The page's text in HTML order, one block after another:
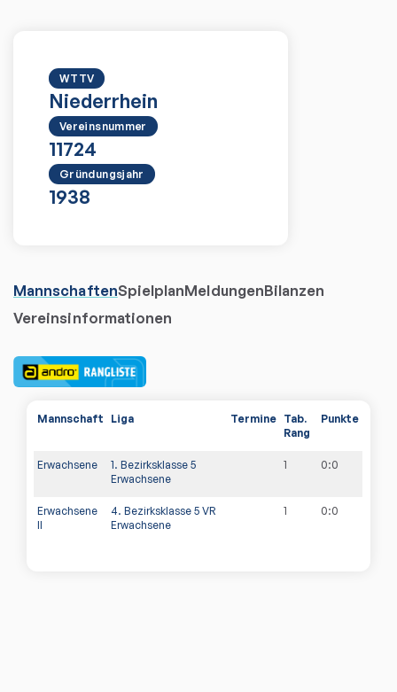
WTTV
Niederrhein
Vereinsnummer
11724
Gründungsjahr
1938
MannschaftenSpielplanMeldungenBilanzen
Vereinsinformationen
Mannschaft Liga Termine Tab.
Rang
Punkte
Erwachsene
1. Bezirksklasse 5
Erwachsene
1 0:0
Erwachsene
II
4. Bezirksklasse 5 VR
Erwachsene
1 0:0